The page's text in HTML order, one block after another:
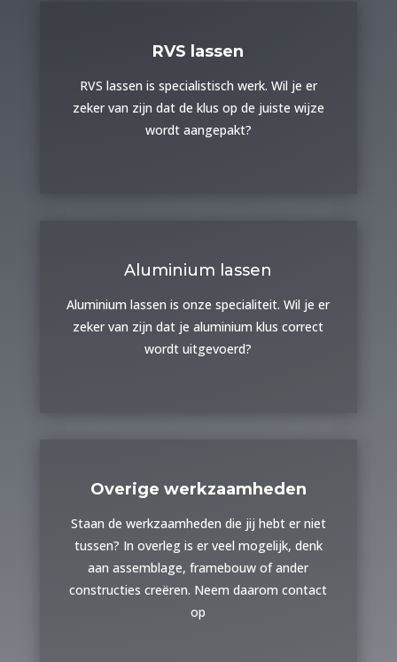
RVS lassen
RVS lassen is specialistisch werk. Wil je er
zeker van zijn dat de klus op de juiste wijze
wordt aangepakt?
Aluminium lassen
Aluminium lassen is onze specialiteit. Wil je er
zeker van zijn dat je aluminium klus correct
wordt uitgevoerd?
Overige werkzaamheden
Staan de werkzaamheden die jij hebt er niet
tussen? In overleg is er veel mogelijk, denk
aan assemblage, framebouw of ander
constructies creëren. Neem daarom contact
op